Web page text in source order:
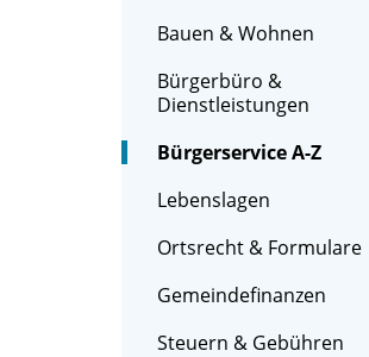
Bauen & Wohnen
Bürgerbüro &
Dienstleistungen
Bürgerservice A-Z
Lebenslagen
Ortsrecht & Formulare
Gemeindefinanzen
Steuern & Gebühren